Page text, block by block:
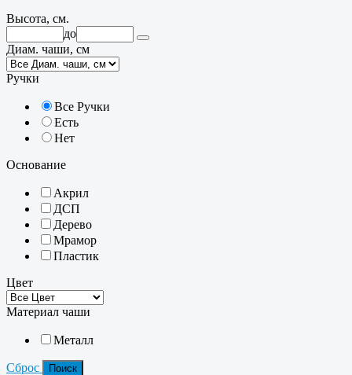
Высота, см.
до
Диам. чаши, см
Ручки
Все Ручки
Есть
Нет
Основание
Акрил
ДСП
Дерево
Мрамор
Пластик
Цвет
Материал чаши
Металл
Сброс